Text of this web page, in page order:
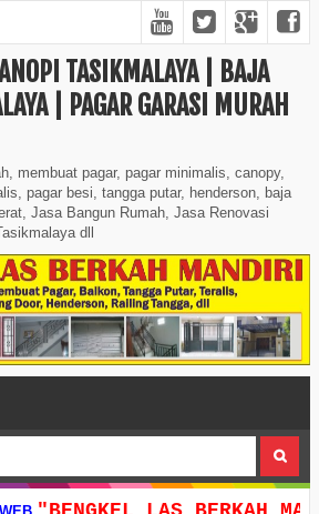
TASIKMALAYA | BAJA
| PAGAR GARASI MURAH
membuat pagar, pagar minimalis, canopy,
pagar besi, tangga putar, henderson, baja
Jasa Bangun Rumah, Jasa Renovasi
dll